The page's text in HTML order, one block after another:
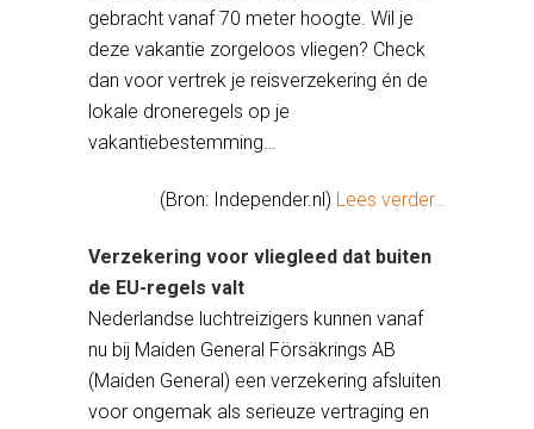
gebracht vanaf 70 meter hoogte. Wil je
deze vakantie zorgeloos vliegen? Check
dan voor vertrek je reisverzekering én de
lokale droneregels op je
vakantiebestemming…
(Bron: Independer.nl) Lees verder…
Verzekering voor vliegleed dat buiten
de EU-regels valt
Nederlandse luchtreizigers kunnen vanaf
nu bij Maiden General Försäkrings AB
(Maiden General) een verzekering afsluiten
voor ongemak als serieuze vertraging en